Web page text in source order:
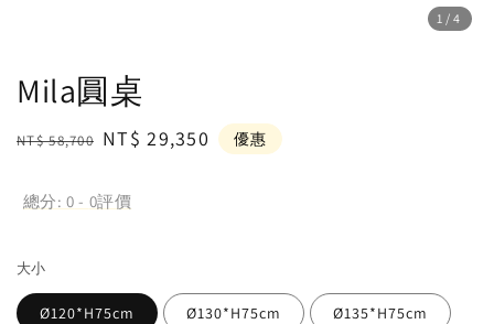
1 /4
Mila圓桌
Regular
NT$ 58,700 Sale
NT$ 29,350 優惠
總分:0 - 0評價
大小
Ø120*H75cm Ø130*H75cm Ø135*H75cm